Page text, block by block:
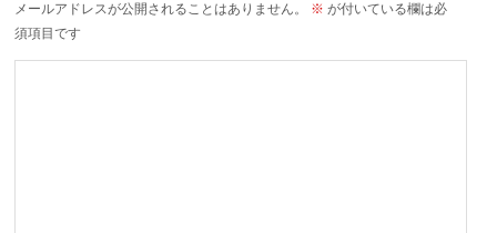
メールアドレスが公開されることはありません。 ※ が付いている欄は必
須項目です